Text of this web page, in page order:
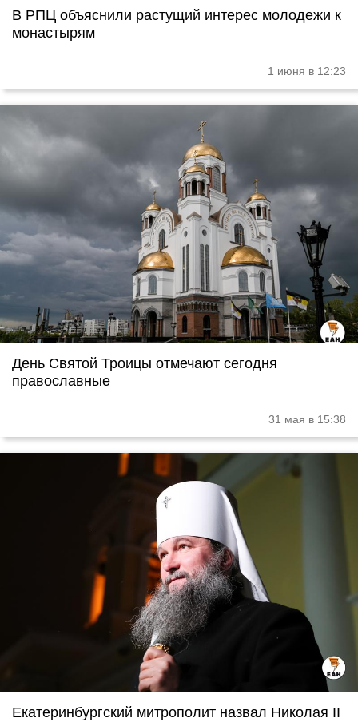
В РПЦ объяснили растущий интерес молодежи к
монастырям
1 июня в 12:23
День Святой Троицы отмечают сегодня
православные
31 мая в 15:38
Екатеринбургский митрополит назвал Николая II